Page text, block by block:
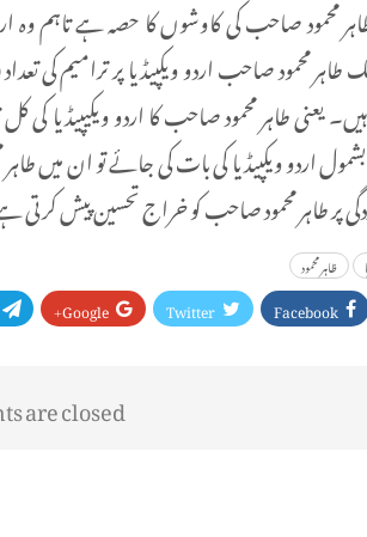
پر طاہر محمود صاحب کو خراج تحسین پیش کرتی
ظاہر محمود
Facebook
Twitter
Google+
are closed.